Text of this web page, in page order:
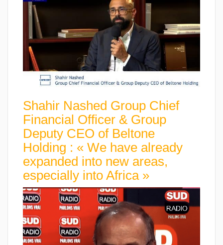
Shahir Nashed Group Chief
Financial Officer & Group
Deputy CEO of Beltone
Holding : « We have already
expanded into new areas,
especially into Africa »